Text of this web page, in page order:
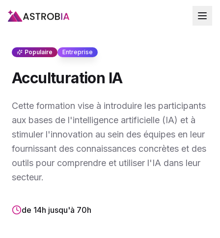
Populaire Entreprise
Acculturation IA
Cette formation vise à introduire les participants
aux bases de l'intelligence artificielle (IA) et à
stimuler l'innovation au sein des équipes en leur
fournissant des connaissances concrètes et des
outils pour comprendre et utiliser l'IA dans leur
secteur.
de 14h jusqu'à 70h